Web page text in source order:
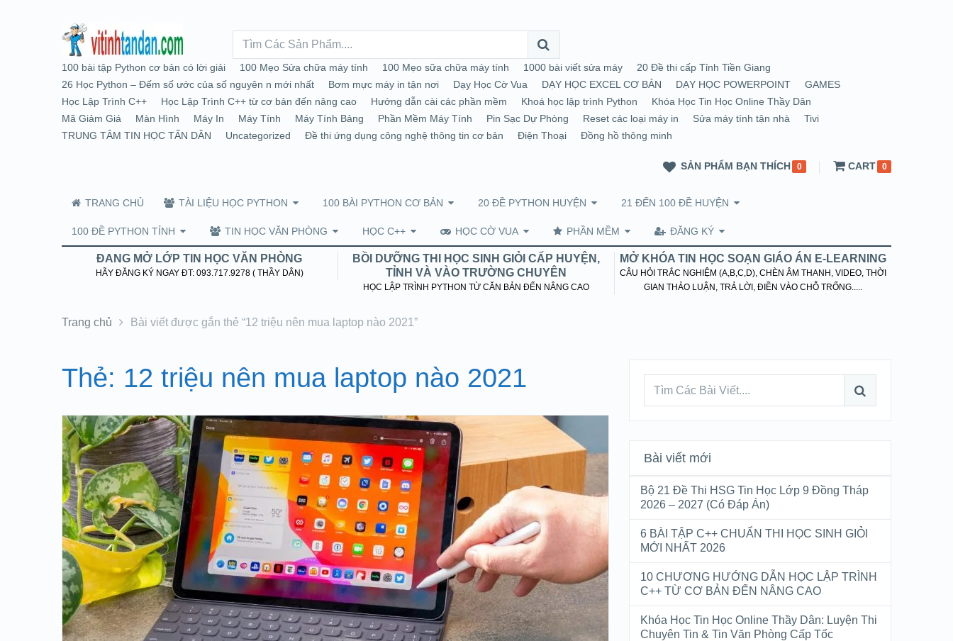
100 bài tập Python cơ bản có lời giải 100 Mẹo Sửa chữa máy tính 100 Mẹo sữa chữa máy tính 1000 bài viết sửa máy
20 Đề thi cấp Tỉnh Tiền Giang
26 Học Python – Đếm số ước của số nguyên n mới nhất
Bơm mực máy in tận nơi Dạy Học Cờ Vua DẠY HỌC EXCEL CƠ BẢN DẠY HỌC POWERPOINT
GAMES
Học Lập Trình C++
Học Lập Trình C++ từ cơ bản đến nâng cao Hướng dẫn cài các phần mềm Khoá học lập trình Python
Khóa Học Tin Học Online Thầy Dân
Mã Giảm Giá
Màn Hình Máy In Máy Tính Máy Tính Bảng Phần Mềm Máy Tính Pin Sạc Dự Phòng Reset các loại máy in Sửa máy tính tận nhà
Tivi
TRUNG TÂM TIN HỌC TẤN DÂN
Uncategorized Đề thi ứng dụng công nghệ thông tin cơ bản Điện Thoại Đồng hồ thông minh
SẢN PHẨM BẠN THÍCH 0 CART 0
TRANG CHỦ TÀI LIỆU HỌC PYTHON 100 BÀI PYTHON CƠ BẢN 20 ĐỀ PYTHON HUYỆN 21 ĐẾN 100 ĐỀ HUYỆN
100 ĐỀ PYTHON TỈNH TIN HỌC VĂN PHÒNG HỌC C++ HỌC CỜ VUA PHẦN MỀM ĐĂNG KÝ
ĐANG MỞ LỚP TIN HỌC VĂN PHÒNG
HÃY ĐĂNG KÝ NGAY ĐT: 093.717.9278 ( THẦY DÂN)
BỒI DƯỠNG THI HỌC SINH GIỎI CẤP HUYỆN,
TỈNH VÀ VÀO TRƯỜNG CHUYÊN
HỌC LẬP TRÌNH PYTHON TỪ CĂN BẢN ĐẾN NÂNG CAO
MỞ KHÓA TIN HỌC SOẠN GIÁO ÁN E-LEARNING
CÂU HỎI TRẮC NGHIỆM (A,B,C,D), CHÈN ÂM THANH, VIDEO, THỜI
GIAN THẢO LUẬN, TRẢ LỜI, ĐIỀN VÀO CHỖ TRỐNG.....
Trang chủ Bài viết được gắn thẻ “12 triệu nên mua laptop nào 2021”
Thẻ: 12 triệu nên mua laptop nào 2021
Bài viết mới
Bộ 21 Đề Thi HSG Tin Học Lớp 9 Đồng Tháp
2026 – 2027 (Có Đáp Án)
6 BÀI TẬP C++ CHUẨN THI HỌC SINH GIỎI
MỚI NHẤT 2026
10 CHƯƠNG HƯỚNG DẪN HỌC LẬP TRÌNH
C++ TỪ CƠ BẢN ĐẾN NÂNG CAO
Khóa Học Tin Học Online Thầy Dân: Luyện Thi
Chuyên Tin & Tin Văn Phòng Cấp Tốc